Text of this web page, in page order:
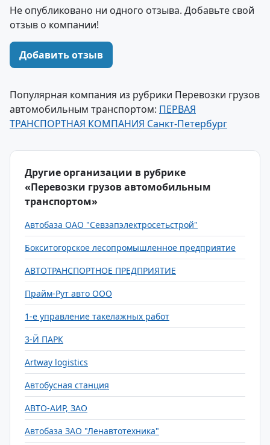
Не опубликовано ни одного отзыва. Добавьте свой
отзыв о компании!
Добавить отзыв
Популярная компания из рубрики Перевозки грузов
автомобильным транспортом: ПЕРВАЯ
ТРАНСПОРТНАЯ КОМПАНИЯ Санкт-Петербург
Другие организации в рубрике
«Перевозки грузов автомобильным
транспортом»
Автобаза ОАО "Севзапэлектросетьстрой"
Бокситогорское лесопромышленное предприятие
АВТОТРАНСПОРТНОЕ ПРЕДПРИЯТИЕ
Прайм-Рут авто ООО
1-е управление такелажных работ
3-Й ПАРК
Artway logistics
Автобусная станция
АВТО-АИР, ЗАО
Автобаза ЗАО "Ленавтотехника"